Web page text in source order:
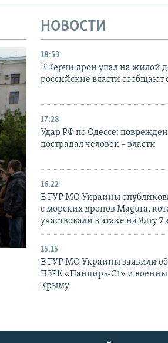
НОВОСТИ
18:53
В Керчи дрон упал на жилой
российские власти сообщают
17:28
Удар РФ по Одессе:
пострадал человек – власти
16:22
В ГУР МО Украины
с морских дронов Magura,
участвовали в атаке на Ялту 7
15:15
В ГУР МО Украины заявили об
ПЗРК «Панцирь-С1» и
Крыму